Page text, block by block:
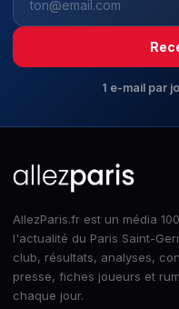
1 e-mail par
AllezParis.fr est un média
l'actualité du Paris Saint-
club, résultats, analyses,
presse, fiches joueurs et
chaque jour.